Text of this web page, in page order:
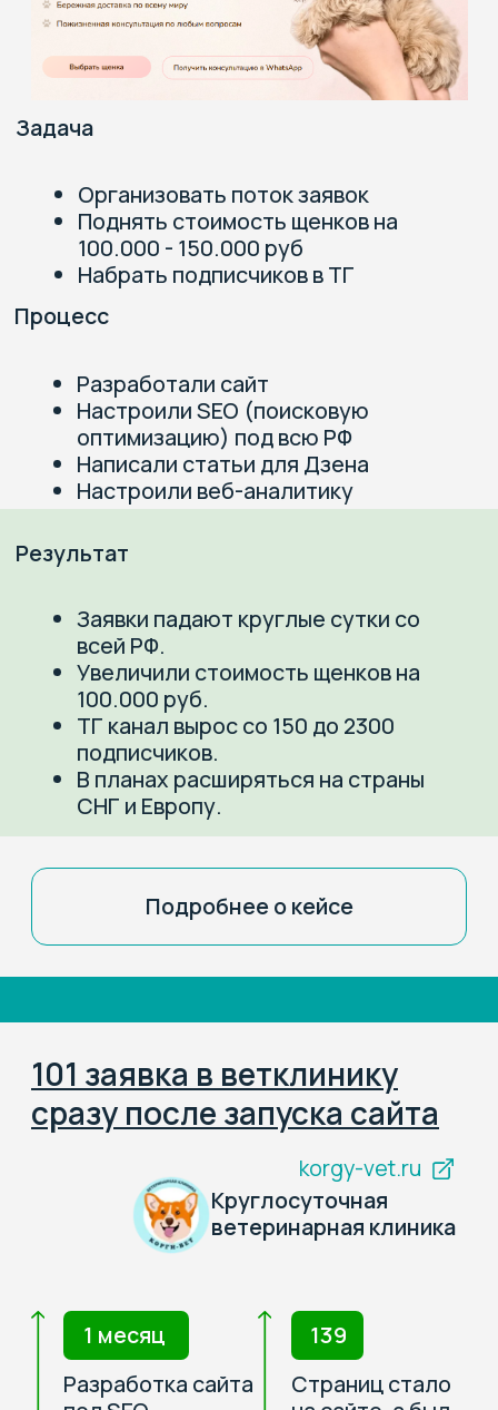
Задача
Организовать поток заявок в
питомник кошек
Процесс
Анализ конкурентов
Сбор всех поисковых запросов
Разработка сайта под SEO
(поисковую оптимизацию)
Результат
Все котята которые были в наличии
распроданы.
Следующий выводок весь в
резерве.
регулярно.
+7
Соглашаюсь наобработку
Консультация ЗооМаркетолога
Вместе найдем
точки роста вашего
ЗооБизнеса
Оставьте заявку, мы дадим экспертные
рекомендации по улучшению вашего